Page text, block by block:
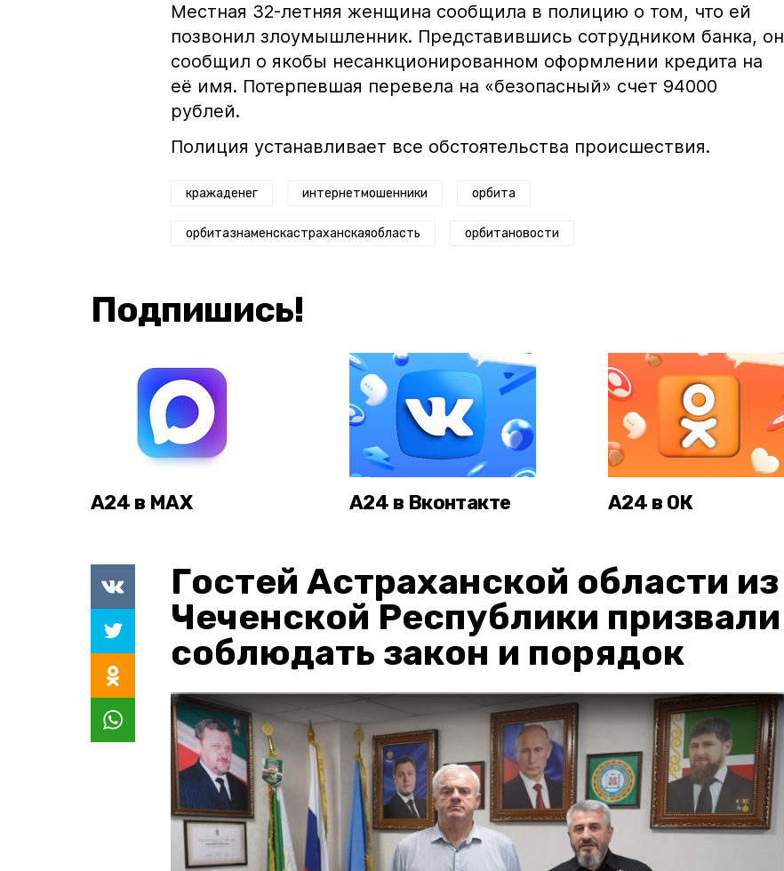
Местная 32-летняя женщина сообщила в полицию о том, что ей
позвонил злоумышленник. Представившись сотрудником банка, он
сообщил о якобы несанкционированном оформлении кредита на
её имя. Потерпевшая перевела на «безопасный» счет 94000
рублей.
Полиция устанавливает все обстоятельства происшествия.
кражаденег интернетмошенники орбита
орбитазнаменскастраханскаяобласть орбитановости
Подпишись!
А24 в MAX А24 в Вконтакте А24 в ОК
Гостей Астраханской области из
Чеченской Республики призвали
соблюдать закон и порядок